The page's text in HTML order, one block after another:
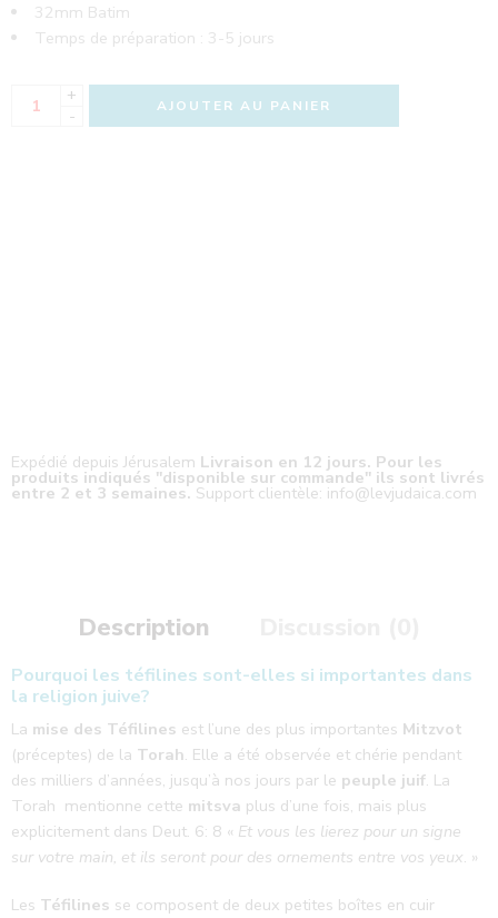
32mm Batim
Temps de préparation : 3-5 jours
+
-
AJOUTER AU PANIER
Expédié depuis Jérusalem Livraison en 12 jours. Pour les
produits indiqués "disponible sur commande" ils sont livrés
entre 2 et 3 semaines. Support clientèle: info@levjudaica.com
Description
Pourquoi les téfilines sont-elles si importantes dans
la religion juive?
La mise des Téfilines est l’une des plus importantes Mitzvot
(préceptes) de la Torah. Elle a été observée et chérie pendant
des milliers d’années, jusqu’à nos jours par le peuple juif. La
Torah mentionne cette mitsva plus d’une fois, mais plus
explicitement dans Deut. 6: 8 « Et vous les lierez pour un signe
sur votre main, et ils seront pour des ornements entre vos yeux. »
Les Téfilines se composent de deux petites boîtes en cuir